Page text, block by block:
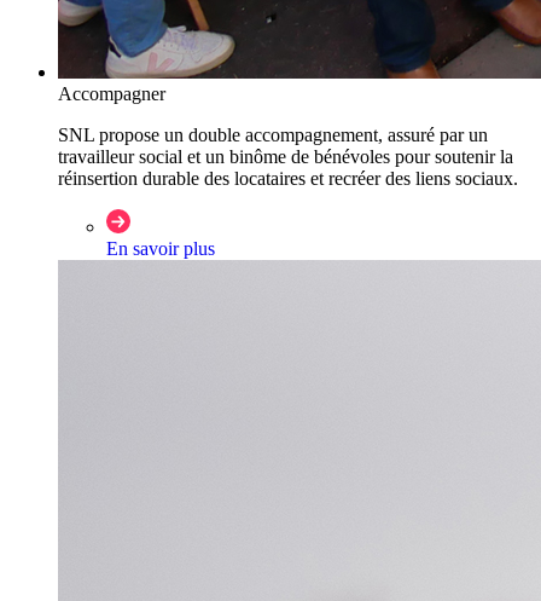
Accompagner
SNL propose un double accompagnement, assuré par un
travailleur social et un binôme de bénévoles pour soutenir la
réinsertion durable des locataires et recréer des liens sociaux.
En savoir plus